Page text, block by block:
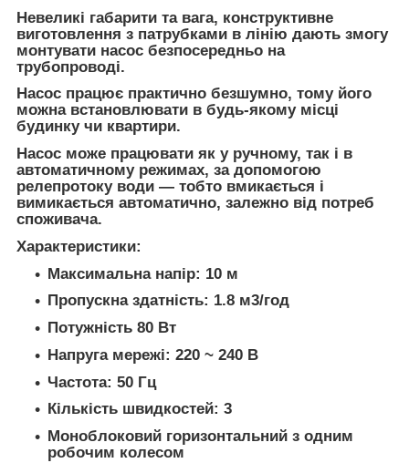
Невеликі габарити та вага, конструктивне
виготовлення з патрубками в лінію дають змогу
монтувати насос безпосередньо на
трубопроводі.
Насос працює практично безшумно, тому його
можна встановлювати в будь-якому місці
будинку чи квартири.
Насос може працювати як у ручному, так і в
автоматичному режимах, за допомогою
релепротоку води — тобто вмикається і
вимикається автоматично, залежно від потреб
споживача.
Характеристики:
Максимальна напір: 10 м
Пропускна здатність: 1.8 м3/год
Потужність 80 Вт
Напруга мережі: 220 ~ 240 В
Частота: 50 Гц
Кількість швидкостей: 3
Моноблоковий горизонтальний з одним
робочим колесом